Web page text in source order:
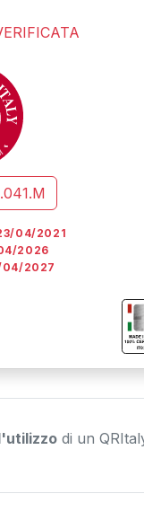
04/2021
2026
04/2027
di un